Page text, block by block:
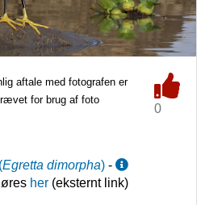
aftale med fotografen er
for brug af foto
0
(Egretta dimorpha) -
her(eksternt link)